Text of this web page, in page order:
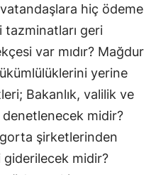
hiç ödeme
tazminatları geri
var mıdır? Mağdur
yerine
Bakanlık, valilik ve
midir?
şirketlerinden
midir?